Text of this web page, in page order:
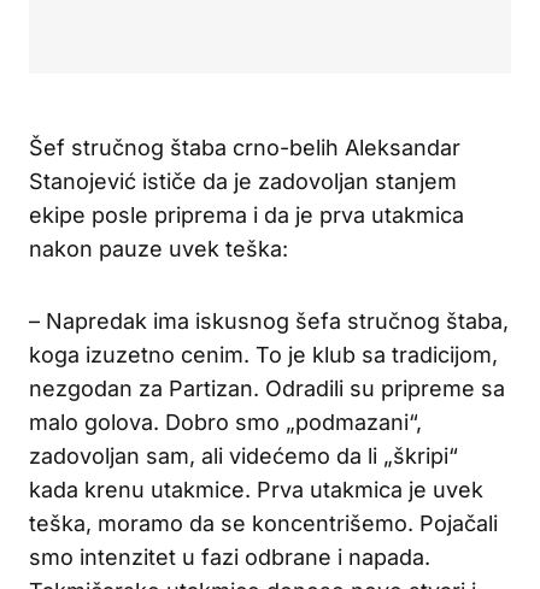
Šef stručnog štaba crno-belih Aleksandar
Stanojević ističe da je zadovoljan stanjem
ekipe posle priprema i da je prva utakmica
nakon pauze uvek teška:
– Napredak ima iskusnog šefa stručnog štaba,
koga izuzetno cenim. To je klub sa tradicijom,
nezgodan za Partizan. Odradili su pripreme sa
malo golova. Dobro smo „podmazani“,
zadovoljan sam, ali videćemo da li „škripi“
kada krenu utakmice. Prva utakmica je uvek
teška, moramo da se koncentrišemo. Pojačali
smo intenzitet u fazi odbrane i napada.